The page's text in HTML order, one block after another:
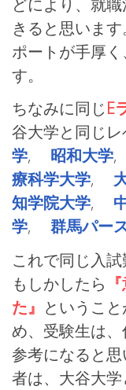
きると思いま
ポートが手厚
す。
ちなみに同じE
谷大学と同じ
学, 昭和大学,
療科学大学,
知学院大学,
学, 群馬パー
これで同じ入試
もしかしたら
た』 というこ
め、受験生は
参考になると
者は、大谷大